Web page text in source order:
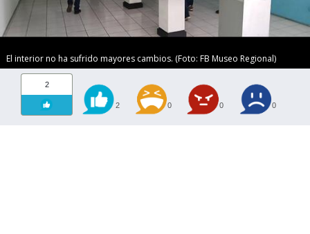
El interior no ha sufrido mayores cambios. (Foto: FB Museo Regional)
2
2 0 0 0